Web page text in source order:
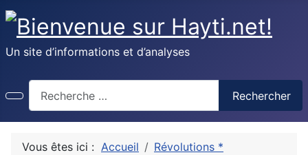
Un site d’informations et d’analyses
Rechercher
Vous êtes ici : Accueil
Révolutions *